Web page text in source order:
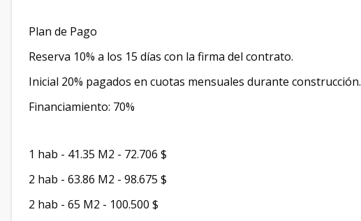
Plan de Pago
Reserva 10% a los 15 días con la firma del contrato.
Inicial 20% pagados en cuotas mensuales durante construcción.
Financiamiento: 70%
1 hab - 41.35 M2 - 72.706 $
2 hab - 63.86 M2 - 98.675 $
2 hab - 65 M2 - 100.500 $